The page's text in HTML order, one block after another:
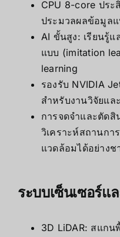
CPU 8-core ประ
ประมวลผลข้อมูลแ
AI ขั้นสูง: เรียนรู้
แบบ (imitation
learning
รองรับ NVIDIA
สำหรับงานวิจัยแ
การจดจำและตัด
วิเคราะห์สถานก
แวดล้อมได้อย่าง
ระบบเซ็นเซอร์แ
3D LiDAR: สแก